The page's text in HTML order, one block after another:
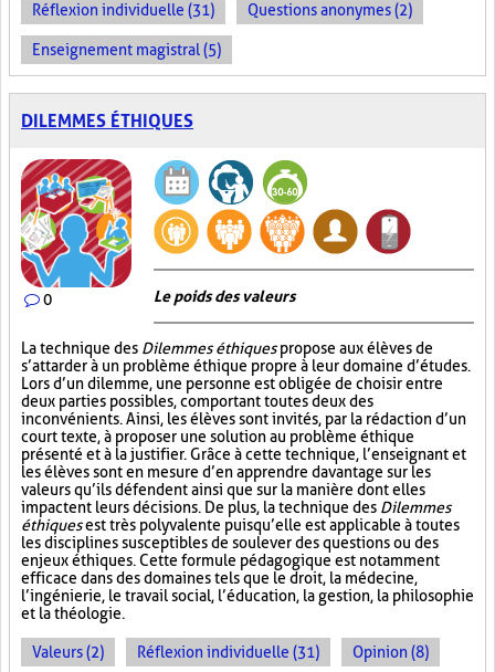
Réflexion individuelle (31) Questions anonymes (2)
Enseignement magistral (5)
DILEMMES ÉTHIQUES
0 Le poids des valeurs
La technique des Dilemmes éthiquespropose aux élèves de
s’attarder à un problème éthique propre à leur domaine d’études.
Lors d’un dilemme, une personne est obligée de choisir entre
deux parties possibles, comportant toutes deux des
inconvénients. Ainsi, les élèves sont invités, par la rédaction d’un
court texte, à proposer une solution au problème éthique
présenté et à la justifier. Grâce à cette technique, l’enseignant et
les élèves sont en mesure d’en apprendre davantage sur les
valeurs qu’ils défendent ainsi que sur la manière dont elles
impactent leurs décisions. De plus, la technique des Dilemmes
éthiquesest très polyvalente puisqu’elle est applicable à toutes
les disciplines susceptibles de soulever des questions ou des
enjeux éthiques. Cette formule pédagogique est notamment
efficace dans des domaines tels que le droit, la médecine,
l’ingénierie, le travail social, l’éducation, la gestion, la philosophie
et la théologie.
Valeurs (2) Réflexion individuelle (31) Opinion (8)